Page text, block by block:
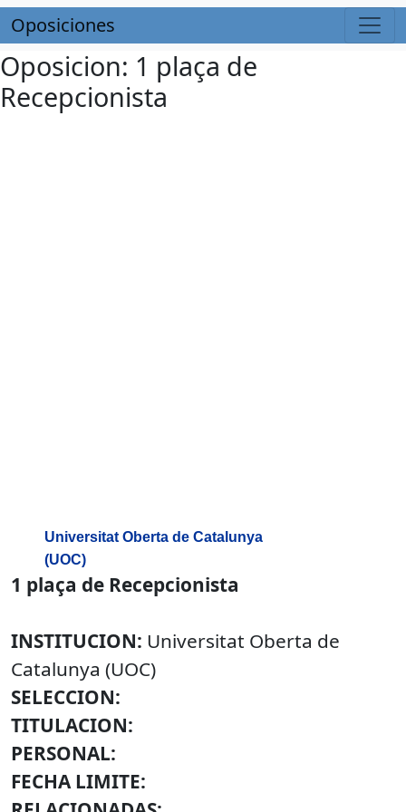
Oposiciones
Oposicion: 1 plaça de
Recepcionista
Universitat Oberta de Catalunya
(UOC)
1 plaça de Recepcionista
INSTITUCION: Universitat Oberta de
Catalunya (UOC)
SELECCION:
TITULACION:
PERSONAL:
FECHA LIMITE: